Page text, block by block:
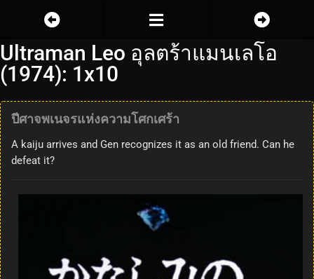
Ultraman Leo อุลตร้าแมนเลโอ
(1974): 1x10
ปีศาจพเนจรแห่งความโศกเศร้า
A kaiju arrives and Gen recognizes it as an old friend. Can he
defeat it?